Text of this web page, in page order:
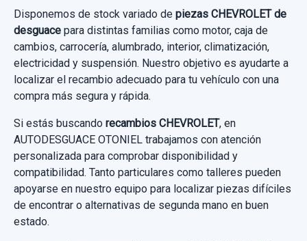
ELEVALUNAS DELANTERO DERECHO 25937972
ELEVALUNAS DELANTERO DERECHO
25937972 usado.
CHEVROLET CAPTIVA 2.0 VCDI LT
BC412152 MANDO
PINZA FRENO DELANTERA IZQUIERDA...
usado.
CHEVROLET CAPTIVA 2.0 VCDI LT
Garantía 1 año
Ref:533613 OEM: BC412152
23,13 €
Sin IVA, gastos de envío no incluidos.
Disponemos de stock variado de piezas CHEVROLET de
desguace para distintas familias como motor, caja de
cambios, carrocería, alumbrado, interior, climatización,
electricidad y suspensión. Nuestro objetivo es ayudarte a
localizar el recambio adecuado para tu vehículo con una
compra más segura y rápida.
Si estás buscando recambios CHEVROLET, en
AUTODESGUACE OTONIEL trabajamos con atención
personalizada para comprobar disponibilidad y
compatibilidad. Tanto particulares como talleres pueden
apoyarse en nuestro equipo para localizar piezas difíciles
de encontrar o alternativas de segunda mano en buen
estado.